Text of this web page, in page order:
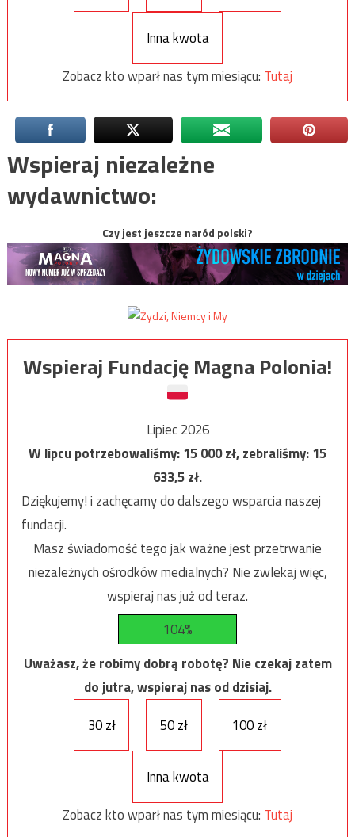
Inna kwota
Zobacz kto wparł nas tym miesiącu: Tutaj
Wspieraj niezależne
wydawnictwo:
Czy jest jeszcze naród polski?
Wspieraj Fundację Magna Polonia!
Lipiec 2026
W lipcu potrzebowaliśmy:15 000zł, zebraliśmy:15
633,5zł.
Dziękujemy! i zachęcamy do dalszego wsparcia naszej
fundacji.
Masz świadomość tego jak ważne jest przetrwanie
niezależnych ośrodków medialnych? Nie zwlekaj więc,
wspieraj nas już od teraz.
104%
Uważasz, że robimy dobrą robotę? Nie czekaj zatem
do jutra, wspieraj nas od dzisiaj.
30 zł
50 zł 100 zł
Inna kwota
Zobacz kto wparł nas tym miesiącu: Tutaj